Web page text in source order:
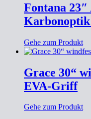
Fontana
Karbonoptik
Gehe zum Produkt
Grace 30“
EVA-Griff
Gehe zum Produkt